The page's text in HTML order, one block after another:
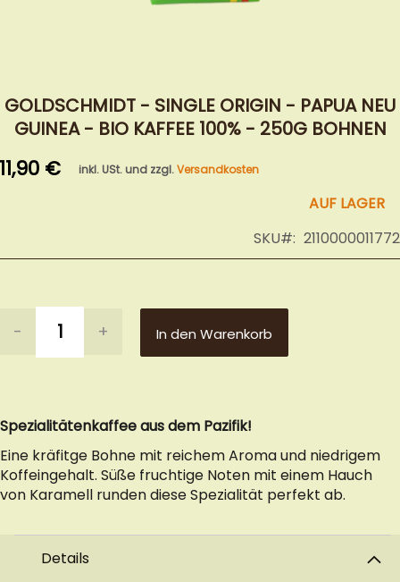
Anfang
der
springen
GOLDSCHMIDT - SINGLE ORIGIN - PAPUA NEU
GUINEA - BIO KAFFEE 100% - 250G BOHNEN
11,90 € inkl. USt. und zzgl.Versandkosten
AUF LAGER
SKU
2110000011772
- + In den Warenkorb
Spezialitätenkaffee aus dem Pazifik!
Eine kräfitge Bohne mit reichem Aroma und niedrigem
Koffeingehalt. Süße fruchtige Noten mit einem Hauch
von Karamell runden diese Spezialität perfekt ab.
Details